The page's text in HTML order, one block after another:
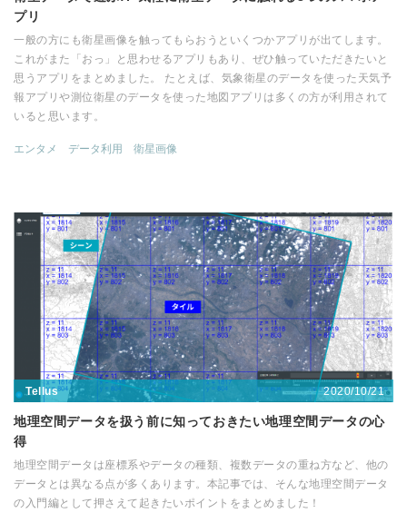
プリ
一般の方にも衛星画像を触ってもらおうといくつかアプリが出てします。
これがまた「おっ」と思わせるアプリもあり、ぜひ触っていただきたいと
思うアプリをまとめました。 たとえば、気象衛星のデータを使った天気予
報アプリや測位衛星のデータを使った地図アプリは多くの方が利用されて
いると思います。
エンタメ データ利用 衛星画像
Tellus 2020/10/21
地理空間データを扱う前に知っておきたい地理空間データの心
得
地理空間データは座標系やデータの種類、複数データの重ね方など、他の
データとは異なる点が多くあります。本記事では、そんな地理空間データ
の入門編として押さえて起きたいポイントをまとめました！